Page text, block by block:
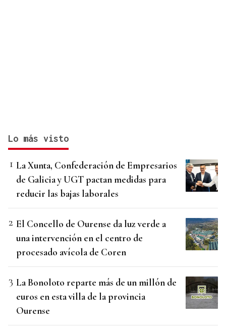
Lo más visto
La Xunta, Confederación de Empresarios
de Galicia y UGT pactan medidas para
reducir las bajas laborales
El Concello de Ourense da luz verde a
una intervención en el centro de
procesado avícola de Coren
La Bonoloto reparte más de un millón de
euros en esta villa de la provincia
Ourense